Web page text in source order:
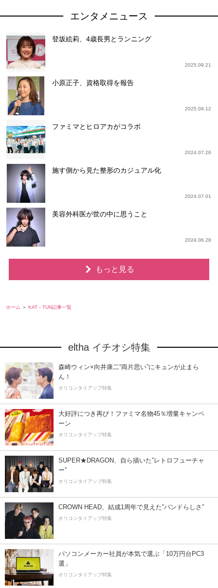
エンタメニュース
登坂絵莉、4歳長男とランニング
2025.09.21
小原正子、資格取得を報告
2025.09.12
ファミマとヒロアカがコラボ
2024.07.26
施す側から見た整形のカジュアル化
2024.07.01
美容外科医が世の中に思うこと
2024.06.28
もっと見る
ホーム KAT－TUN記事一覧
eltha イチオシ特集
森崎ウィン×向井康二“両片思い”にキュンが止まら
ん！
オリコンタイアップ特集
大好評につき再び！ファミマ名物45％増量キャンペ
ーン
オリコンタイアップ特集
SUPER★DRAGON、自ら描いた”レトロフューチャ
ー”
オリコンタイアップ特集
CROWN HEAD、結成1周年で見えた”バンドらしさ”
オリコンタイアップ特集
パソコンメーカー社員が本気で選ぶ「10万円台PC3
選」
オリコンタイアップ特集